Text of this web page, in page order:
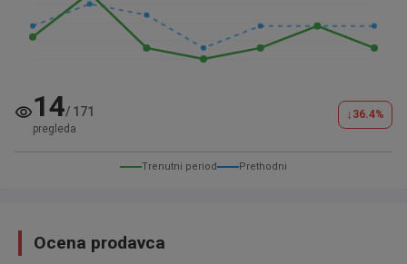
14/ 171
pregleda
↓ 36.4%
Trenutni period Prethodni
Ocena prodavca